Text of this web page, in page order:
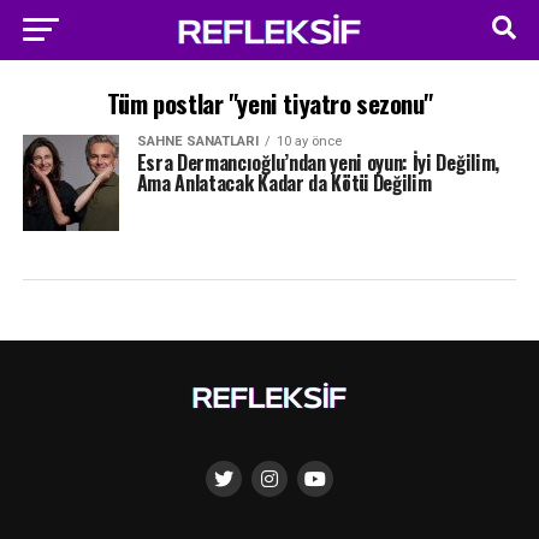
Tüm postlar "yeni tiyatro sezonu"
SAHNE SANATLARI 10 ay önce
Esra Dermancıoğlu’ndan yeni oyun: İyi Değilim,
Ama Anlatacak Kadar da Kötü Değilim